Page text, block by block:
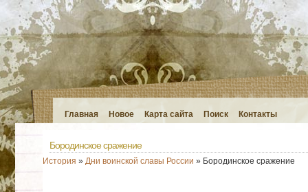
Главная Новое Карта сайта Поиск Контакты
Бородинское сражение
История » Дни воинской славы России » Бородинское сражение